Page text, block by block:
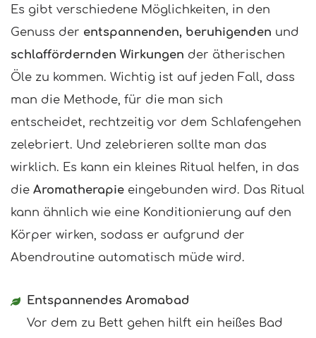
Es gibt verschiedene Möglichkeiten, in den
Genuss der entspannenden, beruhigenden und
schlaffördernden Wirkungen der ätherischen
Öle zu kommen. Wichtig ist auf jeden Fall, dass
man die Methode, für die man sich
entscheidet, rechtzeitig vor dem Schlafengehen
zelebriert. Und zelebrieren sollte man das
wirklich. Es kann ein kleines Ritual helfen, in das
die Aromatherapie eingebunden wird. Das Ritual
kann ähnlich wie eine Konditionierung auf den
Körper wirken, sodass er aufgrund der
Abendroutine automatisch müde wird.
Entspannendes Aromabad
Vor dem zu Bett gehen hilft ein heißes Bad